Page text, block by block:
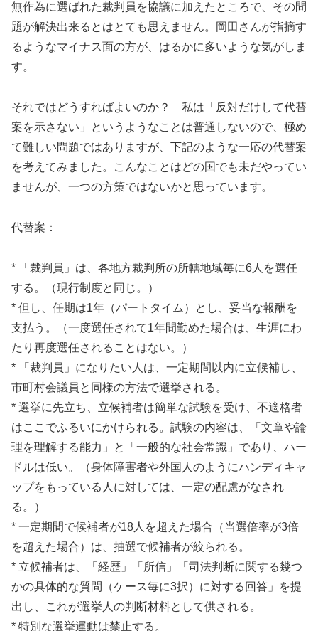
無作為に選ばれた裁判員を協議に加えたところで、その問
題が解決出来るとはとても思えません。岡田さんが指摘す
るようなマイナス面の方が、はるかに多いような気がしま
す。
それではどうすればよいのか？ 私は「反対だけして代替
案を示さない」というようなことは普通しないので、極め
て難しい問題ではありますが、下記のような一応の代替案
を考えてみました。こんなことはどの国でも未だやってい
ませんが、一つの方策ではないかと思っています。
代替案：
* 「裁判員」は、各地方裁判所の所轄地域毎に6人を選任
する。（現行制度と同じ。）
* 但し、任期は1年（パートタイム）とし、妥当な報酬を
支払う。（一度選任されて1年間勤めた場合は、生涯にわ
たり再度選任されることはない。）
* 「裁判員」になりたい人は、一定期間以内に立候補し、
市町村会議員と同様の方法で選挙される。
* 選挙に先立ち、立候補者は簡単な試験を受け、不適格者
はここでふるいにかけられる。試験の内容は、「文章や論
理を理解する能力」と「一般的な社会常識」であり、ハー
ドルは低い。（身体障害者や外国人のようにハンディキャ
ップをもっている人に対しては、一定の配慮がなされ
る。）
* 一定期間で候補者が18人を超えた場合（当選倍率が3倍
を超えた場合）は、抽選で候補者が絞られる。
* 立候補者は、「経歴」「所信」「司法判断に関する幾つ
かの具体的な質問（ケース毎に3択）に対する回答」を提
出し、これが選挙人の判断材料として供される。
* 特別な選挙運動は禁止する。